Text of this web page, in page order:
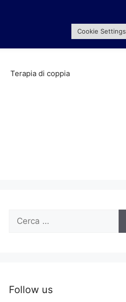
Terapia di coppia
Ricerca
Follow us
Cookie Settings